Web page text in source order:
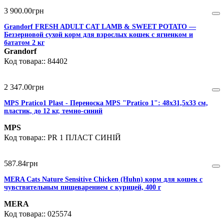
3 900.00грн
Grandorf FRESH ADULT CAT LAMB & SWEET POTATO —
Беззерновой сухой корм для взрослых кошек с ягненком и
бататом 2 кг
Grandorf
84402
2 347.00грн
MPS Pratico1 Plast - Переноска MPS "Pratico 1": 48х31,5х33 см,
пластик, до 12 кг, темно-синий
MPS
PR 1 ПЛАСТ СИНІЙ
587.84грн
MERA Cats Nature Sensitive Chicken (Huhn) корм для кошек с
чувствительным пищеварением с курицей, 400 г
MERA
025574